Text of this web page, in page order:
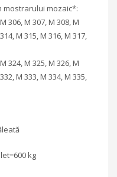
mostrarului mozaic*:
306, M 307, M 308, M
M 315, M 316, M 317,
324, M 325, M 326, M
M 333, M 334, M 335,
kg